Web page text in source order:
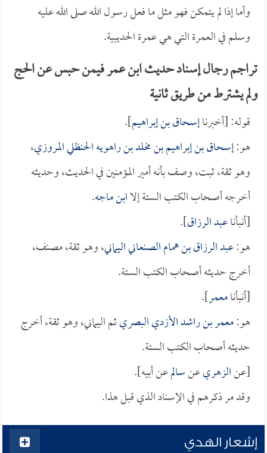
وأما إذا لم يتمكن فهو مثل ما فعل رسول الله صلى الله عليه
وسلم في العمرة التي هي عمرة الحديبية.
تراجم رجال إسناد حديث ابن عمر فيمن حبس عن الحج
ولم يشترط من طريق ثانية
قوله: [أخبرناإسحاق بن إبراهيم].
هو:إسحاق بن إبراهيم بن مخلد بن راهويه الحنظلي المروزي،
وهو ثقة، ثبت، وصف بأنه أمير المؤمنين في الحديث، وحديثه
أخرجه أصحاب الكتب الستة إلاابن ماجه.
[أنبأناعبد الرزاق].
هو:عبد الرزاق بن همام الصنعاني اليماني، وهو ثقة، مصنف،
أخرج حديثه أصحاب الكتب الستة.
[أنبأنامعمر].
هو:معمر بن راشد الأزدي البصريثم اليماني، وهو ثقة، أخرج
حديثه أصحاب الكتب الستة.
[عنالزهريعنسالمعن أبيه].
وقد مر ذكرهم في الإسناد الذي قبل هذا.
إشعار الهدي